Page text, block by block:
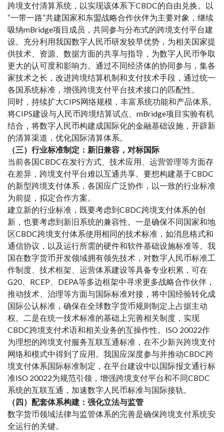
跨境支付清算系统，以实现该体系下CBDC的自由兑换。以
“一带一路”共建国家和东盟战略合作伙伴为主要对象，继续
吸纳mBridge项目成员，共同参与分布式的跨境支付平台建
设。充分利用我国数字人民币研发较早优势，为相关国家提
供技术、资源、数据方面的共享与指导，为数字人民币争取
更大的认可度和影响力。通过不同经济体的协同参与，集各
家技术之长，改进跨境结算机制和支付技术手段，通过统一
各国系统标准，增强跨境支付平台技术接口的匹配性。
同时，持续扩大CIPS网络规模，丰富系统功能和产品体系。
将CIPS建设与人民币跨境结算试点、mBridge项目实验有机
结合，将数字人民币构建成国际化的金融基础设施，开辟新
的清算渠道，优化国际清算体系。
（三）行业标准制定：新旧兼容，对标国际
当前各国CBDC在发行方式、技术应用、运营管理等方面存
在差异，跨境支付平台难以互通共享。要想构建基于CBDC
的新型跨境支付体系，各国应广泛协作，以一致的行业标准
为前提，拟定合作方案。
建立新的行业标准，既要考虑到CBDC跨境支付体系的创
新，也要考虑到新旧系统的兼容性。一是确保不同国家和地
区CBDC跨境支付体系使用相同的技术标准，如消息格式和
通信协议，以及运行所需的硬件和软件基础设施标准等。我
国在数字货币开发领域拥有领先技术，对数字人民币标准工
作制度、技术框架、运营体系建设等具备专业积累，可在
G20、RCEP、DEPA等多边框架中寻求更多战略合作伙伴，
推动技术、治理等方面与国际标准对接，将中国经验转化成
国际公认标准，确保在全球数字货币规则制定上占据主动
权。二是在统一技术标准的基础上完善相关制度，实现
CBDC跨境支付术语和相关业务的互操作性。ISO 20022作
为理想的跨境支付服务互联互通标准，在不少新兴跨境支付
网络和模式中得到了应用。我国应深度参与并推动CBDC跨
境支付体系国际标准制定，在平台建设中以国际报文通行标
准ISO 20022为规范引领，增强跨境支付平台和不同CBDC
系统的互联互通，加速数字人民币标准与国际接轨。
（四）配套体系构建：强化立法与监管
数字货币领域法律与监管体系的完善是确保跨境支付系统安
全运行的关键。